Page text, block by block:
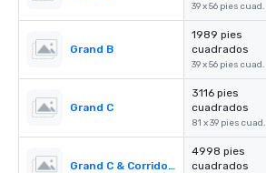
39 x 56 pies cuad.
Grand B
1989 pies
cuadrados
39 x 56 pies cuad.
Grand C
3116 pies
cuadrados
81 x 39 pies cuad.
Grand C & Corridors
4998 pies
cuadrados